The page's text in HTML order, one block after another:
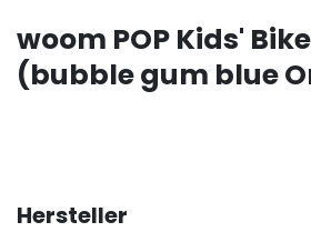
woom POP Kids'
(bubble gum blue
Hersteller